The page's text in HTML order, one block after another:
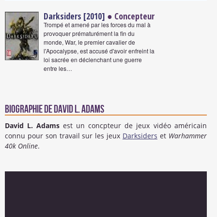
Darksiders [2010] ● Concepteur
Trompé et amené par les forces du mal à
provoquer prématurément la fin du
monde, War, le premier cavalier de
l'Apocalypse, est accusé d'avoir enfreint la
loi sacrée en déclenchant une guerre
entre les…
Biographie de David L. Adams
David L. Adams est un concpteur de jeux vidéo américain
connu pour son travail sur les jeux Darksiders et Warhammer
40k Online.